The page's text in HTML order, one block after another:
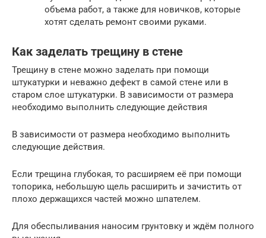
объема работ, а также для новичков, которые
хотят сделать ремонт своими руками.
Как заделать трещину в стене
Трещину в стене можно заделать при помощи
штукатурки и неважно дефект в самой стене или в
старом слое штукатурки. В зависимости от размера
необходимо выполнить следующие действия
В зависимости от размера необходимо выполнить
следующие действия.
Если трещина глубокая, то расширяем её при помощи
топорика, небольшую щель расширить и зачистить от
плохо держащихся частей можно шпателем.
Для обеспыливания наносим грунтовку и ждём полного